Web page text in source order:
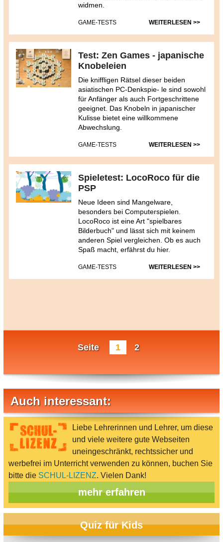
widmen.
GAME-TESTS WEITERLESEN >>
Test: Zen Games - japanische
Knobeleien
Die kniffligen Rätsel dieser beiden
asiatischen PC-Denkspie- le sind sowohl
für Anfänger als auch Fortgeschrittene
geeignet. Das Knobeln in japanischer
Kulisse bietet eine willkommene
Abwechslung.
GAME-TESTS WEITERLESEN >>
Spieletest: LocoRoco für die
PSP
Neue Ideen sind Mangelware,
besonders bei Computerspielen.
LocoRoco ist eine Art "spielbares
Bilderbuch" und lässt sich mit keinem
anderen Spiel vergleichen. Ob es auch
Spaß macht, erfährst du hier.
GAME-TESTS WEITERLESEN >>
Seite 1 2
Auch interessant:
Liebe Lehrerinnen und Lehrer, um diese
und viele weitere gute Webseiten
uneingeschränkt, rechtssicher und
werbefrei im Unterricht verwenden zu können, buchen Sie
bitte die SCHUL-LIZENZ. Vielen Dank!
mehr erfahren
Quiz für Kids